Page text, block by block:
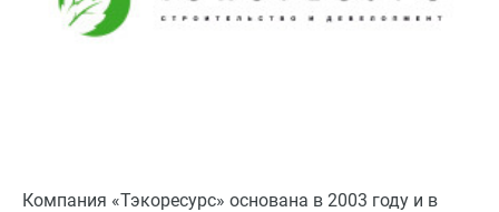
Компания «Тэкоресурс» основана в 2003 году и в